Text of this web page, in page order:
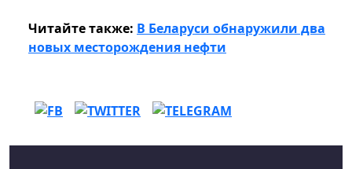
Читайте также: В Беларуси обнаружили два
новых месторождения нефти